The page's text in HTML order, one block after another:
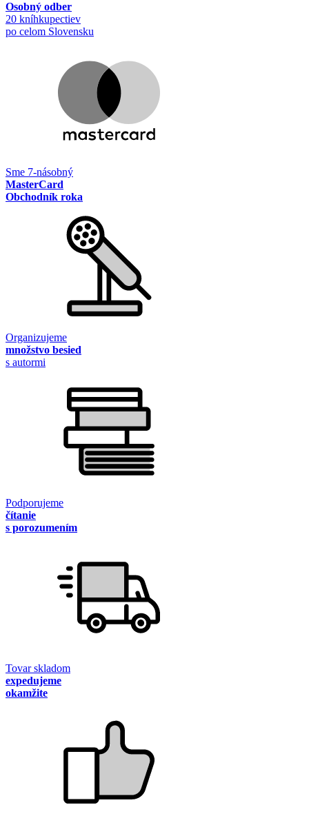
Osobný odber
20 kníhkupectiev
po celom Slovensku
Sme 7-násobný
MasterCard
Obchodník roka
Organizujeme
množstvo besied
s autormi
Podporujeme
čítanie
s porozumením
Tovar skladom
expedujeme
okamžite